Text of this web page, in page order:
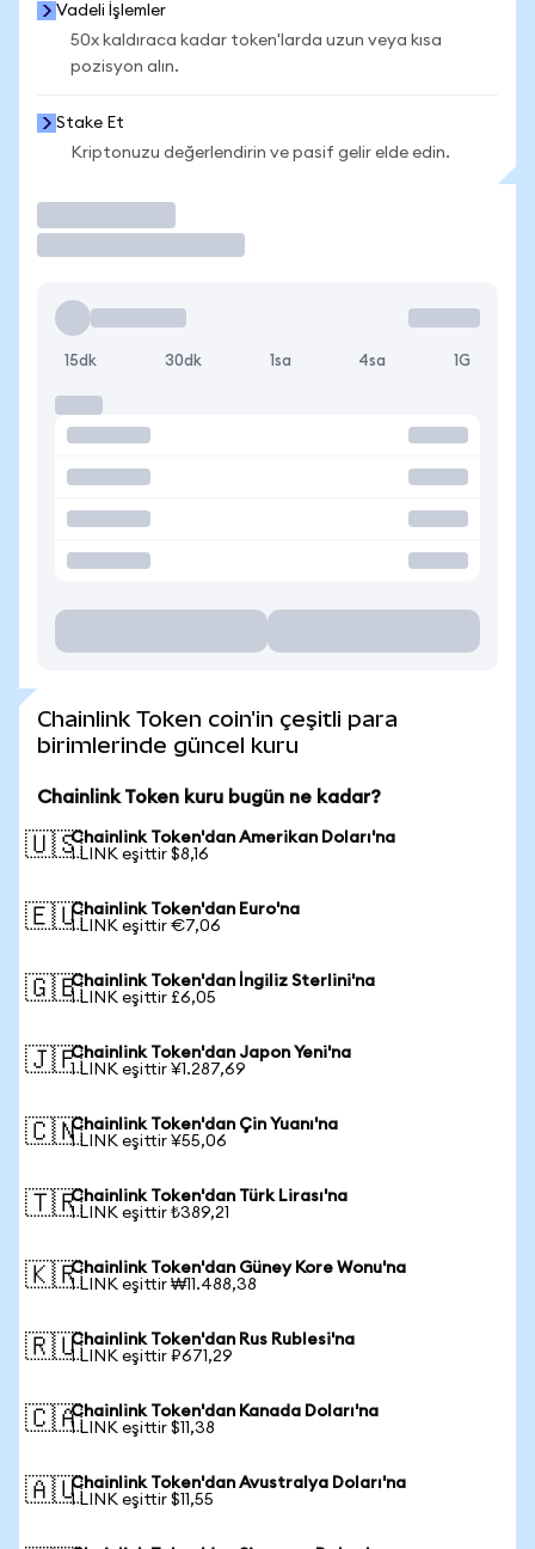
Vadeli İşlemler
50x kaldıraca kadar token'larda uzun veya kısa
pozisyon alın.
Stake Et
Kriptonuzu değerlendirin ve pasif gelir elde edin.
15dk 30dk 1sa 4sa 1G
Chainlink Token coin'in çeşitli para
birimlerinde güncel kuru
Chainlink Token kuru bugün ne kadar?
🇺🇸Chainlink Token'dan Amerikan Doları'na
1 LINK eşittir $8,16
🇪🇺Chainlink Token'dan Euro'na
1 LINK eşittir €7,06
🇬🇧Chainlink Token'dan İngiliz Sterlini'na
1 LINK eşittir £6,05
🇯🇵Chainlink Token'dan Japon Yeni'na
1 LINK eşittir ¥1.287,69
🇨🇳Chainlink Token'dan Çin Yuanı'na
1 LINK eşittir ¥55,06
🇹🇷Chainlink Token'dan Türk Lirası'na
1 LINK eşittir ₺389,21
🇰🇷Chainlink Token'dan Güney Kore Wonu'na
1 LINK eşittir ₩11.488,38
🇷🇺Chainlink Token'dan Rus Rublesi'na
1 LINK eşittir ₽671,29
🇨🇦Chainlink Token'dan Kanada Doları'na
1 LINK eşittir $11,38
🇦🇺Chainlink Token'dan Avustralya Doları'na
1 LINK eşittir $11,55